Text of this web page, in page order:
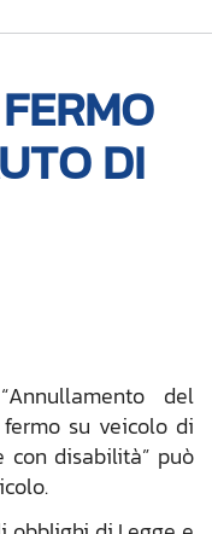
DI
del
su veicolo di
disabilità” può